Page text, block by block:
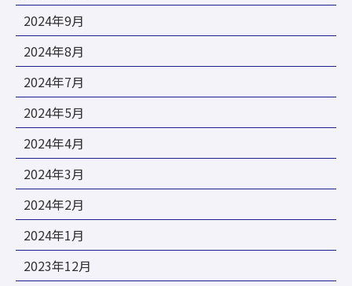
2024年9月
2024年8月
2024年7月
2024年5月
2024年4月
2024年3月
2024年2月
2024年1月
2023年12月